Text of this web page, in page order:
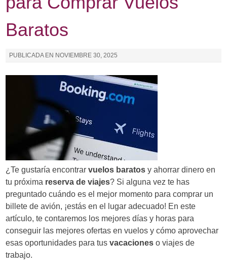
Baratos
PUBLICADA EN NOVIEMBRE 30, 2025
¿Te gustaría encontrarvuelos baratos y ahorrar dinero en
tu próxima reserva de viajes? Si alguna vez te has
preguntado cuándo es el mejor momento para comprar un
billete de avión, ¡estás en el lugar adecuado! En este
artículo, te contaremos los mejores días y horas para
conseguir las mejores ofertas en vuelos y cómo aprovechar
esas oportunidades para tusvacaciones o viajes de
trabajo.